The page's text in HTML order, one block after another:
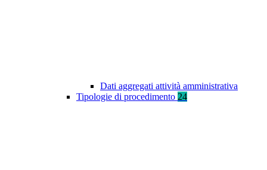
Dati aggregati attività amministrativa
Tipologie di procedimento 24